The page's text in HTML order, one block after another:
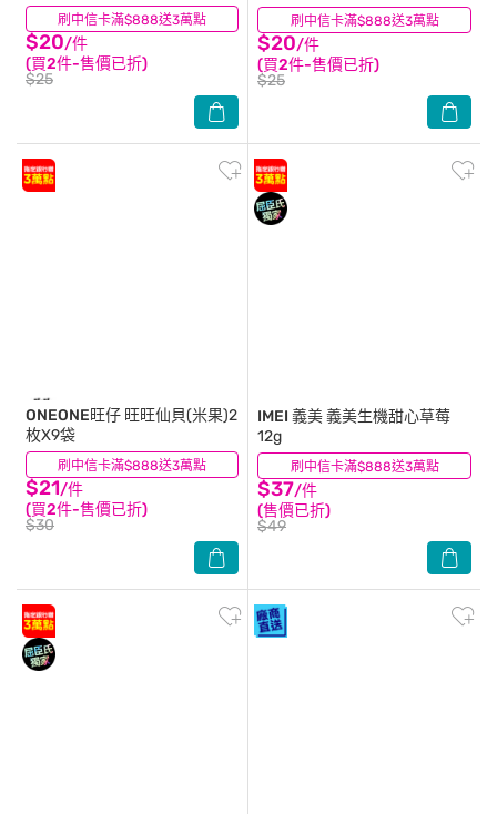
刷中信卡滿$888送3萬點
$20/件
(買2件-售價已折)
$25
(25) 刷中信卡滿$888送3萬點
$20/件
(買2件-售價已折)
$25
(37)
刷中信卡滿$888送3萬點
ONEONE旺仔 旺旺仙貝(米果)2
枚X9袋
$21/件
(買2件-售價已折)
$30
(8) 刷中信卡滿$888送3萬點
IMEI 義美義美生機甜心草莓
12g
$37/件
(售價已折)
$49
(37)